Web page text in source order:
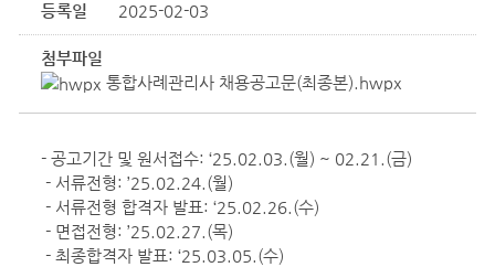
등록일 2025-02-03
첨부파일
통합사례관리사 채용공고문(최종본).hwpx
- 공고기간 및 원서접수: ‘25.02.03.(월) ~ 02.21.(금)
- 서류전형: ’25.02.24.(월)
- 서류전형 합격자 발표: ‘25.02.26.(수)
- 면접전형: ’25.02.27.(목)
- 최종합격자 발표: ‘25.03.05.(수)